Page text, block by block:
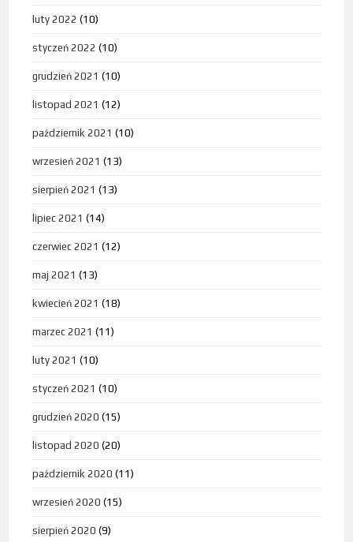
luty 2022 (10)
styczeń 2022 (10)
grudzień 2021 (10)
listopad 2021 (12)
październik 2021 (10)
wrzesień 2021 (13)
sierpień 2021 (13)
lipiec 2021 (14)
czerwiec 2021 (12)
maj 2021 (13)
kwiecień 2021 (18)
marzec 2021 (11)
luty 2021 (10)
styczeń 2021 (10)
grudzień 2020 (15)
listopad 2020 (20)
październik 2020 (11)
wrzesień 2020 (15)
sierpień 2020 (9)